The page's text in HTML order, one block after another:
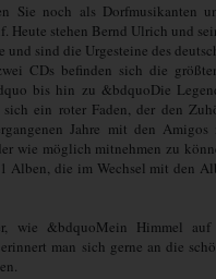
Sie noch als Dorfmusikanten
Heute stehen Bernd Ulrich und
und sind die Urgesteine des
CDs befinden sich die
bis hin zu &bdquoDie
ein roter Faden, der den
Jahre mit den
wie möglich mitnehmen zu
Alben, die im Wechsel mit den
wie &bdquoMein Himmel
man sich gerne an die